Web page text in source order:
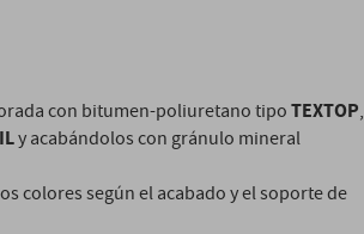
con bitumen-poliuretano tipoTEXTOP,
y acabándolos con gránulo mineral
colores según el acabado y el soporte de